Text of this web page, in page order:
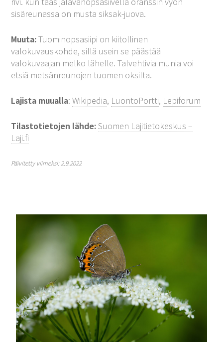
sisäreunassa on musta siksak-juova.
Muuta:Tuominopsasiipi on kiitollinen
valokuvauskohde, sillä usein se päästää
valokuvaajan melko lähelle. Talvehtivia munia voi
etsiä metsänreunojen tuomen oksilta.
Lajista muualla:Wikipedia, LuontoPortti, Lepiforum
Tilastotietojen lähde:Suomen Lajitietokeskus –
Laji.fi
Päivitetty viimeksi: 2.9.2022